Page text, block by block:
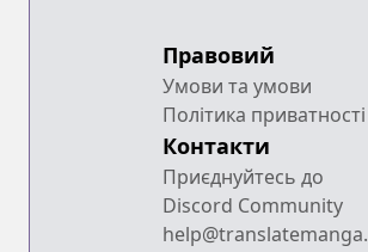
Правовий
Умови та умови
Політика приватності
Контакти
Приєднуйтесь до
Discord Community
help@translatemanga.